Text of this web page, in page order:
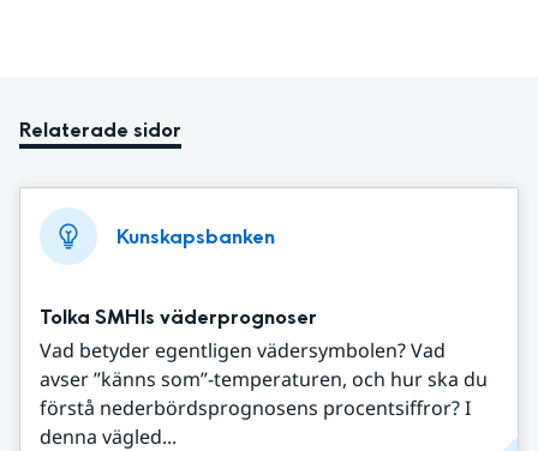
Relaterade sidor
Kunskapsbanken
Tolka SMHIs väderprognoser
Vad betyder egentligen vädersymbolen? Vad
avser ”känns som”-temperaturen, och hur ska du
förstå nederbördsprognosens procentsiffror? I
denna vägled...